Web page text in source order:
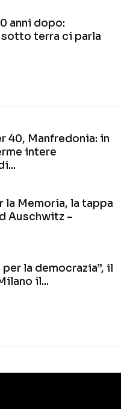
anni dopo:
sotto terra ci parla
40, Manfredonia: in
intere
la Memoria, la tappa
Auschwitz –
per la democrazia”, il
il...